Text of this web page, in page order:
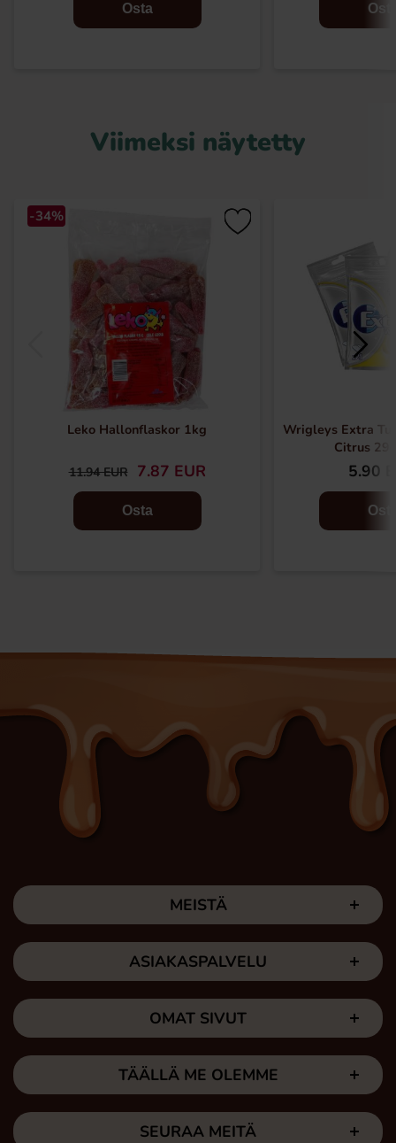
Osta
Viimeksi näytetty
-34%
Leko Hallonflaskor 1kg
11.94 EUR 7.87 EUR
Osta
Wrigleys Extra
Citrus
5.90
MEISTÄ
ASIAKASPALVELU
OMAT SIVUT
TÄÄLLÄ ME OLEMME
SEURAA MEITÄ